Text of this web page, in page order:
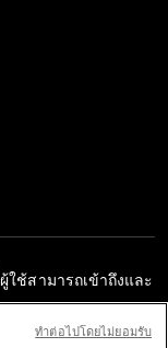
ผู้ใช้สามารถเข้าถึงและ
ทําต่อไปโดยไม่ยอมรับ